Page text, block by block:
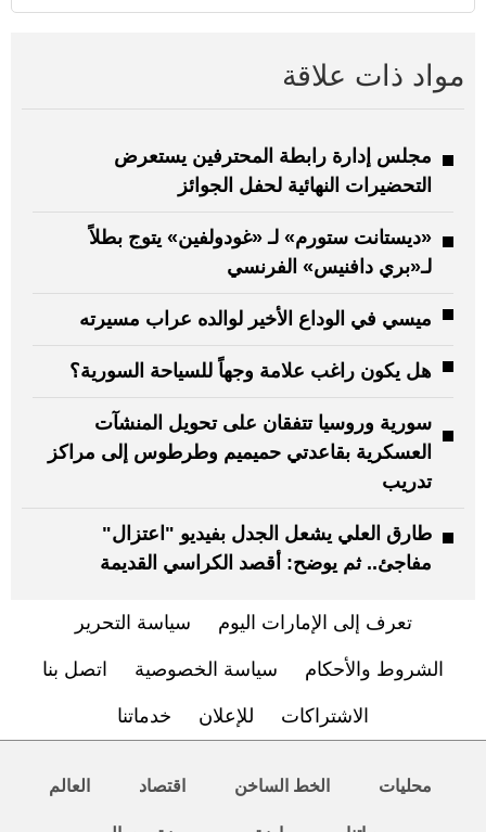
مواد ذات علاقة
مجلس إدارة رابطة المحترفين يستعرض
التحضيرات النهائية لحفل الجوائز
«ديستانت ستورم» لـ «غودولفين» يتوج بطلاً
لـ«بري دافنيس» الفرنسي
ميسي في الوداع الأخير لوالده عراب مسيرته
هل يكون راغب علامة وجهاً للسياحة السورية؟
سورية وروسيا تتفقان على تحويل المنشآت
العسكرية بقاعدتي حميميم وطرطوس إلى مراكز
تدريب
طارق العلي يشعل الجدل بفيديو "اعتزال"
مفاجئ.. ثم يوضح: أقصد الكراسي القديمة
تعرف إلى الإمارات اليوم سياسة التحرير
الشروط والأحكام سياسة الخصوصية اتصل بنا
الاشتراكات للإعلان خدماتنا
محليات الخط الساخن اقتصاد العالم